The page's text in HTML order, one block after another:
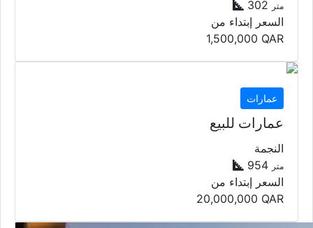
302 متر
السعر إبتداء من
1,500,000 QAR
عمارات
عمارات للبيع
النجمة
954 متر
السعر إبتداء من
20,000,000 QAR